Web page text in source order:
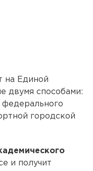
на Единой
двумя способами:
федерального
городской
и получит